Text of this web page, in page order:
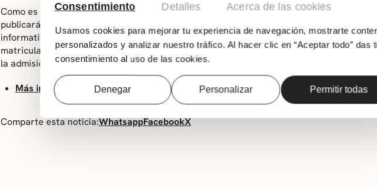
Consentimiento Detalles Acerca de las cookies
Usamos cookies para mejorar tu experiencia de navegación, mostrarte
personalizados y analizar nuestro tráfico. Al hacer clic en “Aceptar todo” das
consentimiento al uso de las cookies.
Denegar Personalizar Permitir todas
Como es habitual, la asignación de plazas se realizará a través de sorteo público. El
publicarán los listados provisionales de admisión tanto en la web de Getxo Kultura
informativos de la Escuela de Música. Hasta el 9 de junio, se admitirán solicitudes de
matriculación definitiva se cerrará una vez se confirmen los horarios de clases,
la admisión aquellas personas empadronadas de Getxo.
Más información (ver apartado ‘Información complementaria’)
Comparte esta noticia:WhatsappFacebookX